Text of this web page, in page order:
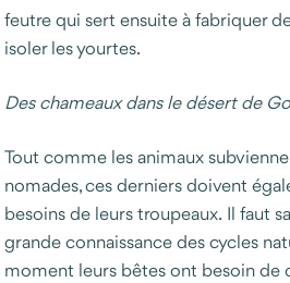
feutre qui sert ensuite à fabriquer
isoler les yourtes.
Des chameaux dans le désert de
Tout comme les animaux
nomades, ces derniers doivent
besoins de leurs troupeaux. Il faut
grande connaissance des cycles
moment leurs bêtes ont besoin de